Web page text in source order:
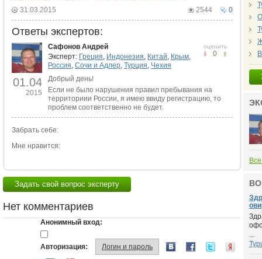
0
2544
31.03.2015
Ответы экспертов:
01.04
2015
оценить
0
Сафонов Андрей
Эксперт: Греция, Индонезия, Китай, Крым,
Россия, Сочи и Адлер, Турция, Чехия
Добрый день!
Если не было нарушения правил пребывания на
территориии России, я имею ввиду регистрацию, то
проблем соответственно не будет.
Забрать себе:
Мне нравится:
Задать свой вопрос эксперту
Нет комментариев
Анонимный вход:
Авторизация: Логин и пароль
...